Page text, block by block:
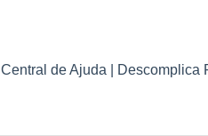
Central de Ajuda | Descomplica